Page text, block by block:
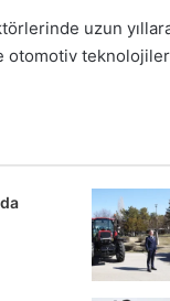
uzun
otomotiv